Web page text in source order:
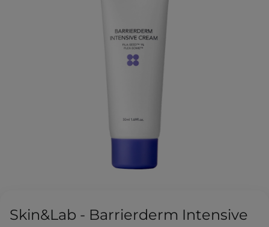
Skin&Lab - Barrierderm Intensive